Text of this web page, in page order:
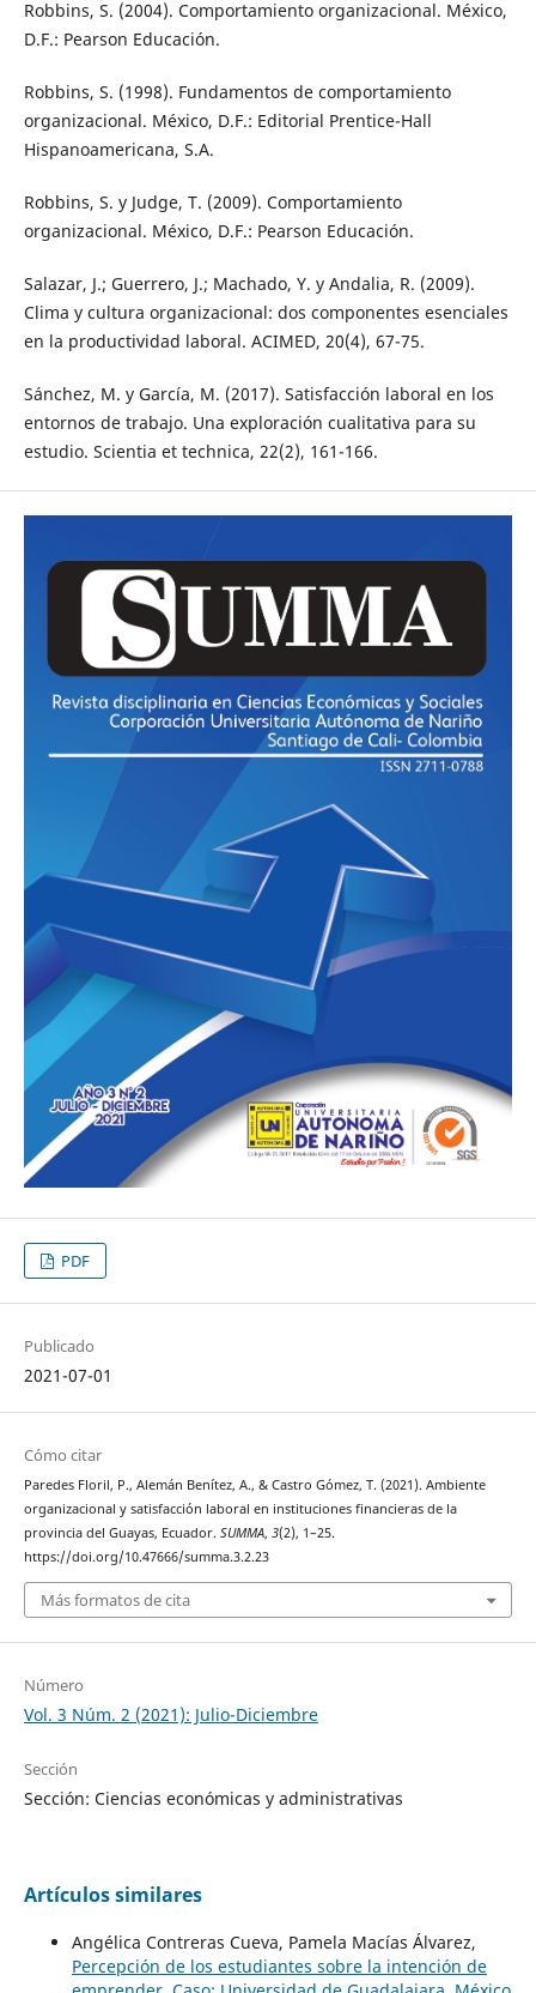
Robbins, S. (2004). Comportamiento organizacional. México,
D.F.: Pearson Educación.
Robbins, S. (1998). Fundamentos de comportamiento
organizacional. México, D.F.: Editorial Prentice-Hall
Hispanoamericana, S.A.
Robbins, S. y Judge, T. (2009). Comportamiento
organizacional. México, D.F.: Pearson Educación.
Salazar, J.; Guerrero, J.; Machado, Y. y Andalia, R. (2009).
Clima y cultura organizacional: dos componentes esenciales
en la productividad laboral. ACIMED, 20(4), 67-75.
Sánchez, M. y García, M. (2017). Satisfacción laboral en los
entornos de trabajo. Una exploración cualitativa para su
estudio. Scientia et technica, 22(2), 161-166.
PDF
Publicado
2021-07-01
Cómo citar
Paredes Floril, P., Alemán Benítez, A., & Castro Gómez, T. (2021). Ambiente
organizacional y satisfacción laboral en instituciones financieras de la
provincia del Guayas, Ecuador. SUMMA, 3(2), 1–25.
https://doi.org/10.47666/summa.3.2.23
Más formatos de cita
Número
Vol. 3 Núm. 2 (2021): Julio-Diciembre
Sección
Sección: Ciencias económicas y administrativas
Artículos similares
Angélica Contreras Cueva, Pamela Macías Álvarez,
Percepción de los estudiantes sobre la intención de